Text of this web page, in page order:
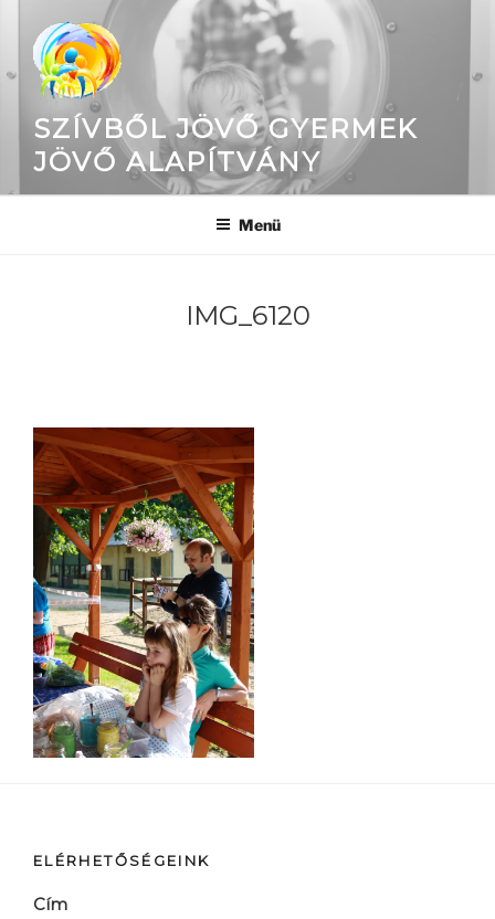
SZÍVBŐL JÖVŐ GYERMEK
JÖVŐ ALAPÍTVÁNY
Menü
IMG_6120
ELÉRHETŐSÉGEINK
Cím